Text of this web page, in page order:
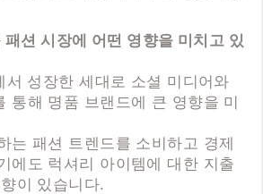
션 시장에 어떤 영향을 미치고 있
성장한 세대로 소셜 미디어와
통해 명품 브랜드에 큰 영향을 미
는 패션 트렌드를 소비하고 경제
에도 럭셔리 아이템에 대한 지출
이 있습니다.